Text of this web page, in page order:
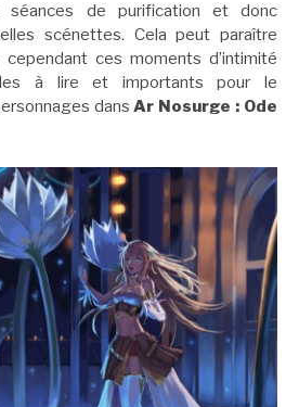
séances de purification et donc
scénettes. Cela peut paraître
ces moments d’intimité
à lire et importants pour le
dansAr Nosurge : Ode